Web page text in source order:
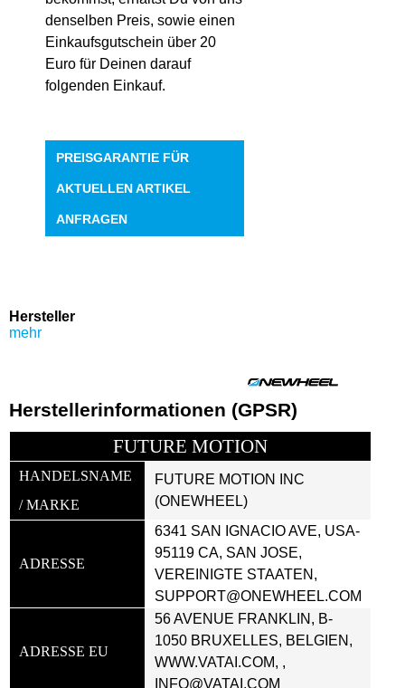
denselben Preis, sowie einen
Einkaufsgutschein über 20
Euro für Deinen darauf
folgenden Einkauf.
PREISGARANTIE FÜR
AKTUELLEN ARTIKEL
ANFRAGEN
Hersteller
mehr
Herstellerinformationen (GPSR)
FUTURE MOTION
HANDELSNAME
/ MARKE
FUTURE MOTION INC
(ONEWHEEL)
ADRESSE
6341 SAN IGNACIO AVE, USA-
95119 CA, SAN JOSE,
VEREINIGTE STAATEN,
SUPPORT@ONEWHEEL.COM
ADRESSE EU
56 AVENUE FRANKLIN, B-
1050 BRUXELLES, BELGIEN,
WWW.VATAI.COM, ,
INFO@VATAI.COM